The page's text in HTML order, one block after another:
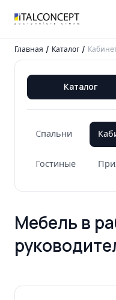
Главная / Каталог /
Каталог
Спальни
Гостиные
Мебель в